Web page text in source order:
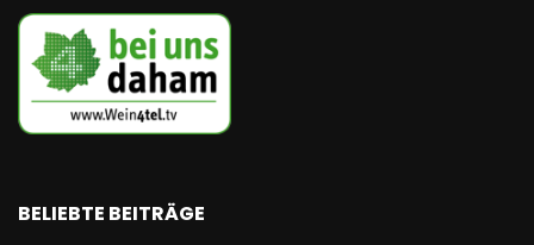
BELIEBTE BEITRÄGE